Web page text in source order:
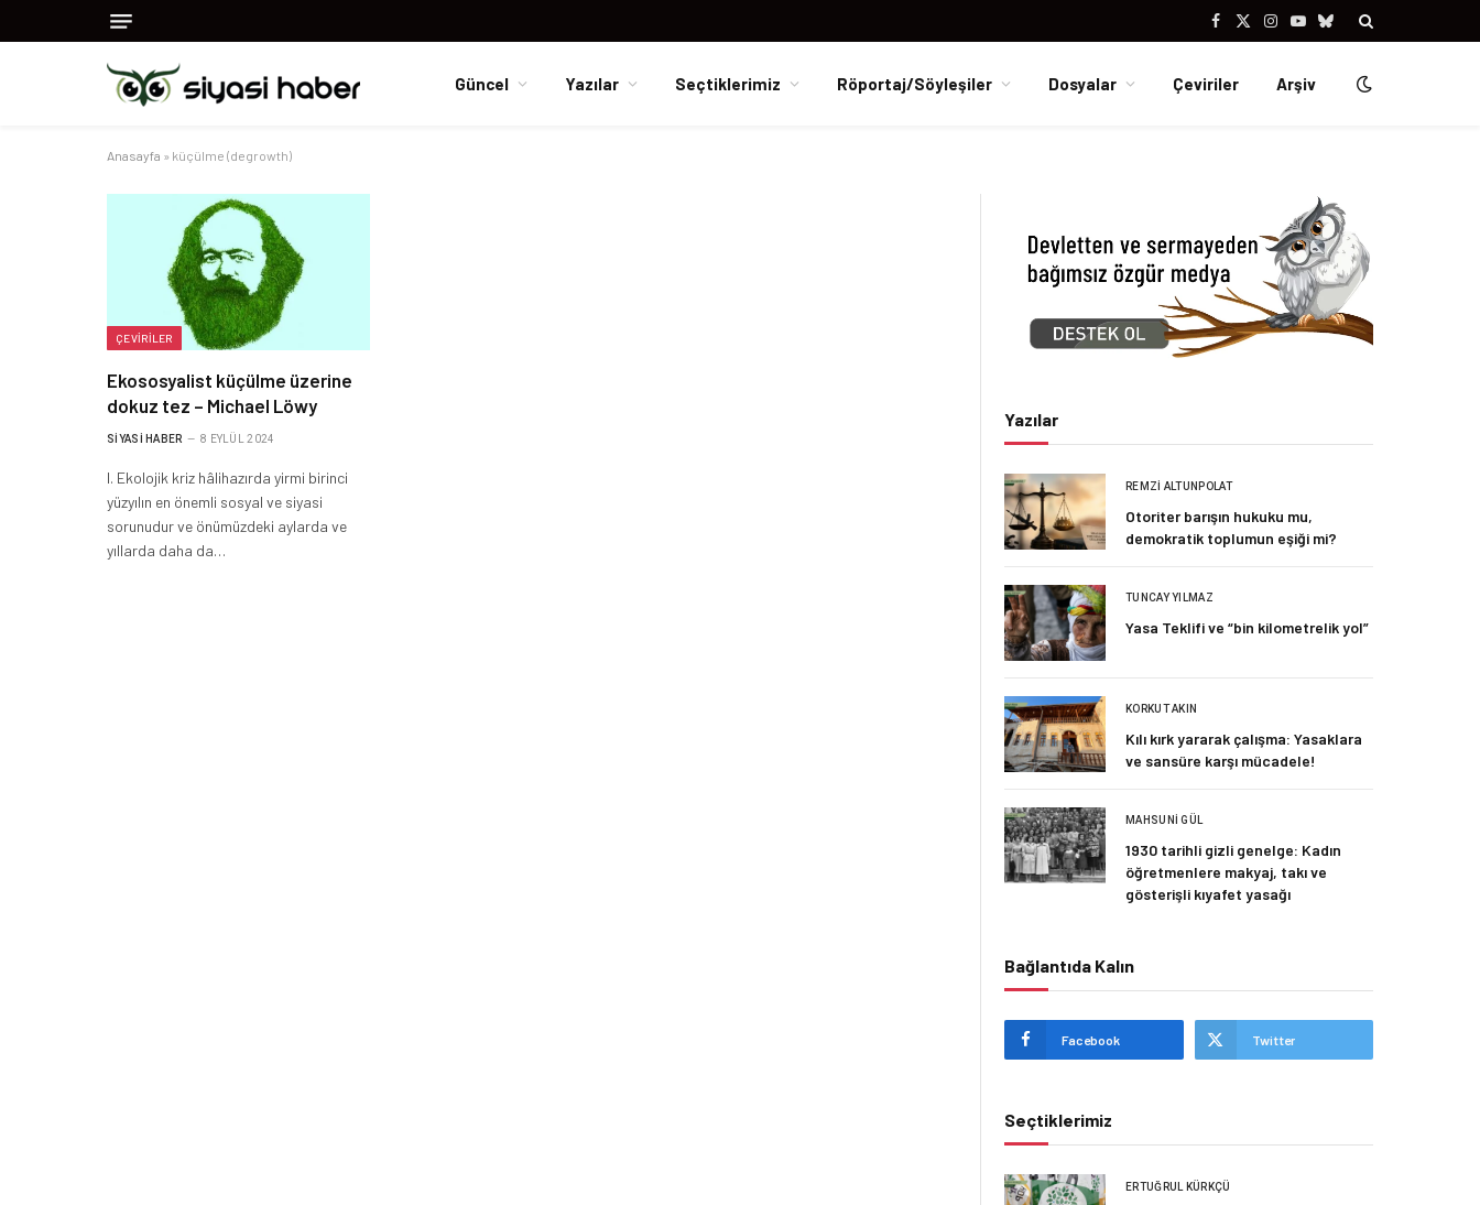
Facebook
X
Instagram
YouTubeBluesky
Güncel Yazılar Seçtiklerimiz Röportaj/Söyleşiler Dosyalar Çeviriler Arşiv
Anasayfa » küçülme (degrowth)
ÇEVIRILER
Ekososyalist küçülme üzerine
dokuz tez – Michael Löwy
SIYASI HABER 8 EYLÜL 2024
I. Ekolojik kriz hâlihazırda yirmi birinci
yüzyılın en önemli sosyal ve siyasi
sorunudur ve önümüzdeki aylarda ve
yıllarda daha da…
Yazılar
REMZI ALTUNPOLAT
Otoriter barışın hukuku mu,
demokratik toplumun eşiği mi?
TUNCAY YILMAZ
Yasa Teklifi ve “bin kilometrelik yol”
KORKUT AKIN
Kılı kırk yararak çalışma: Yasaklara
ve sansüre karşı mücadele!
MAHSUNI GÜL
1930 tarihli gizli genelge: Kadın
öğretmenlere makyaj, takı ve
gösterişli kıyafet yasağı
Bağlantıda Kalın
Facebook Twitter
Seçtiklerimiz
ERTUĞRUL KÜRKÇÜ